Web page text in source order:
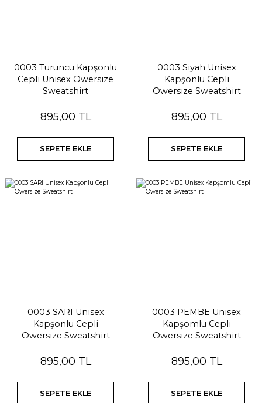
0003 Turuncu Kapşonlu
Cepli Unisex Owersıze
Sweatshirt
895,00 TL
SEPETE EKLE
0003 Siyah Unisex
Kapşonlu Cepli
Owersıze Sweatshirt
895,00 TL
SEPETE EKLE
0003 SARI Unisex
Kapşonlu Cepli
Owersıze Sweatshirt
895,00 TL
SEPETE EKLE
0003 PEMBE Unisex
Kapşomlu Cepli
Owersıze Sweatshirt
895,00 TL
SEPETE EKLE